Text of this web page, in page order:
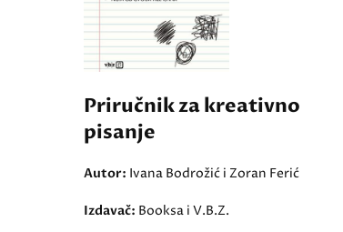
Priručnik za kreativno
pisanje
Autor: Ivana Bodrožić i Zoran Ferić
Izdavač: Booksa i V.B.Z.